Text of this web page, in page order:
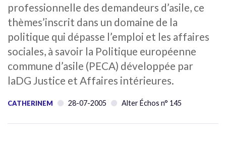
professionnelle des demandeurs d’asile, ce
thèmes’inscrit dans un domaine de la
politique qui dépasse l’emploi et les affaires
sociales, à savoir la Politique européenne
commune d’asile (PECA) développée par
laDG Justice et Affaires intérieures.
CATHERINEM 28-07-2005 Alter Échos n° 145